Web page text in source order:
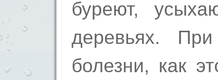
буреют,
деревьях.
болезни, как